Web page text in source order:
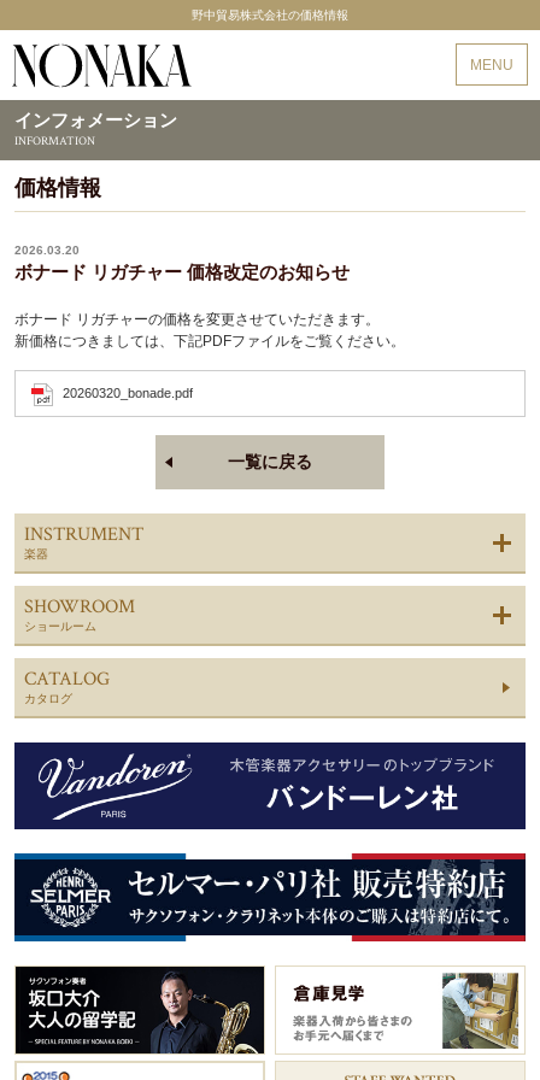
野中貿易株式会社の価格情報
MENU
インフォメーション
INFORMATION
価格情報
2026.03.20
ボナード リガチャー 価格改定のお知らせ
ボナード リガチャーの価格を変更させていただきます。
新価格につきましては、下記PDFファイルをご覧ください。
20260320_bonade.pdf
一覧に戻る
INSTRUMENT
楽器
SHOWROOM
ショールーム
CATALOG
カタログ